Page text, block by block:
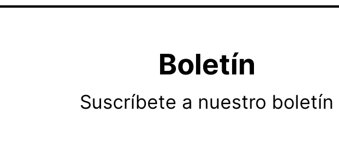
Boletín
Suscríbete a nuestro boletín